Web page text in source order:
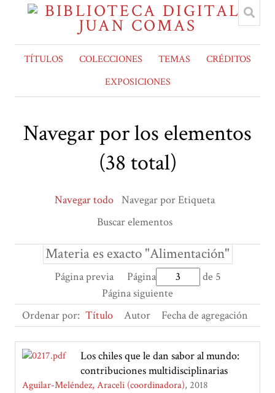
TÍTULOS COLECCIONES TEMAS
CRÉDITOS
EXPOSICIONES
Navegar por los elementos
(38 total)
Navegar todo Navegar por Etiqueta
Buscar elementos
Materia es exacto "Alimentación"
Página previa Página
de 5
Página siguiente
Ordenar por: Título Autor Fecha de agregación
Los chiles que le dan sabor al mundo:
contribuciones multidisciplinarias
Aguilar-Meléndez, Araceli (coordinadora) 2018